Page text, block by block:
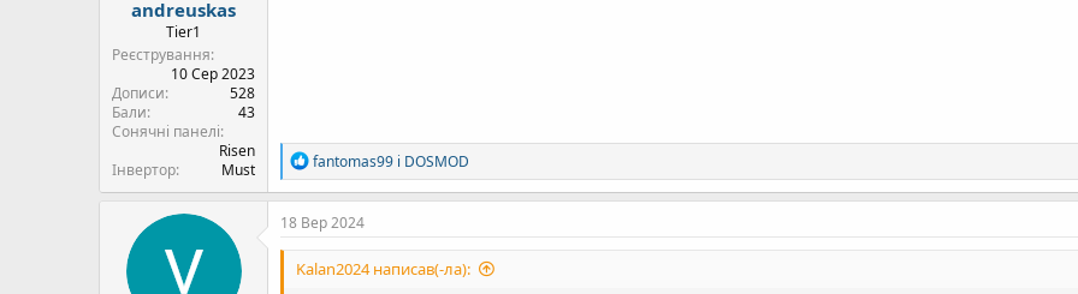
andreuskas
Tier1
Реєстрування
10 Сер 2023
Дописи
528
Бали
43
Сонячні панелі
Risen
Інвертор
Must
Р
е
а
к
ц
ї
fantomas99 і DOSMOD
18 Вер 2024
Kalan2024 написав(-ла):